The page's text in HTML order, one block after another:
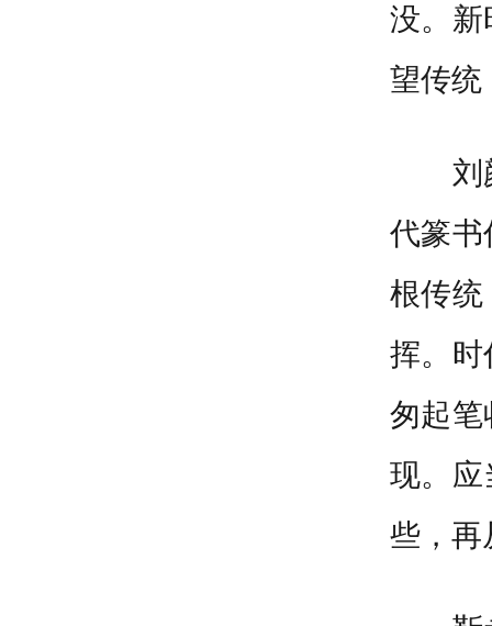
没。新
望传统
刘
代篆书
根传统
挥。
匆起笔
现。应
些，再